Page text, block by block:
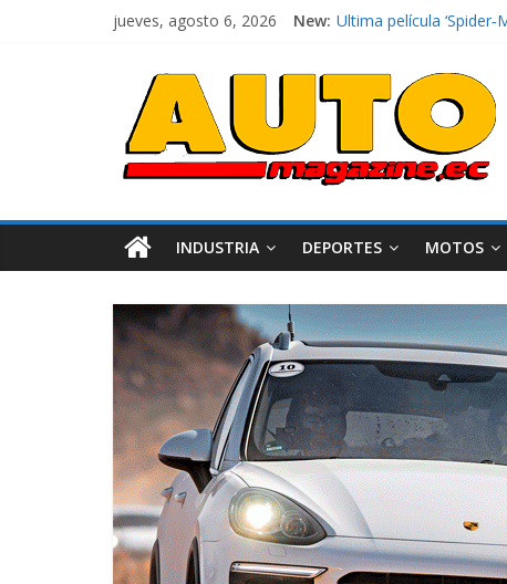
jueves, agosto 6, 2026 New: El costo de tener un
¿Qué puede pasar con
La Vuelta al Ecuador
La FEDAK recibe 12
INDUSTRIA DEPORTES MOTOS
Movilidad Varios
GM reafirma su
compromiso con movilidad
más segura y conectada
Movilidad
¿Qué
vehículo si
varios días